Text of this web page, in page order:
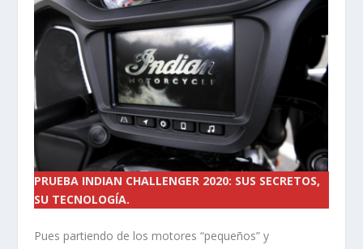
PRUEBA INDIAN CHALLENGER 2020: SUS SECRETOS,
SU TECNOLOGÍA.
Pues partiendo de los motores “pequeños” y